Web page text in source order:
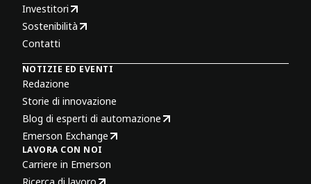
Investitori
Sostenibilità
Contatti
NOTIZIE ED EVENTI
Redazione
Storie di innovazione
Blog di esperti di automazione
Emerson Exchange
LAVORA CON NOI
Carriere in Emerson